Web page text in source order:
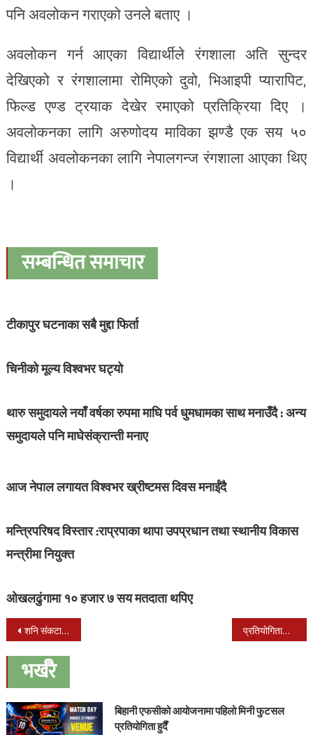
पनि अवलोकन गराएको उनले बताए ।
अवलोकन गर्न आएका विद्यार्थीले रंगशाला अति सुन्दर
देखिएको र रंगशालामा रोमिएको दुवो, भिआइपी प्यारापिट,
फिल्ड एण्ड ट्रयाक देखेर रमाएको प्रतिक्रिया दिए ।
अवलोकनका लागि अरुणोदय माविका झण्डै एक सय ५०
विद्यार्थी अवलोकनका लागि नेपालगन्ज रंगशाला आएका थिए
।
सम्बन्धित समाचार
टीकापुर घटनाका सबै मुद्दा फिर्ता
चिनीको मूल्य विश्वभर घट्यो
थारु समुदायले नयाँ वर्षका रुपमा माघि पर्व धुमधामका साथ मनाउँदै : अन्य
समुदायले पनि माघेसंक्रान्ती मनाए
आज नेपाल लगायत विश्वभर ख्रीष्टमस दिवस मनाईंदै
मन्त्रिपरिषद विस्तार :राप्रपाका थापा उपप्रधान तथा स्थानीय विकास
मन्त्रीमा नियुक्त
ओखलढुंगामा १० हजार ७ सय मतदाता थपिए
Post
navigation
शनि संकटा मन्दिर निर्माणका लागि नेपालगन्ज १२ मा उपभोक्ता समिती गठन प्रतियोगितालाई सफल बनाउन माइकिङमा सहयोग गर्छौँ : कवड्डी संघ
भर्खरै
बिहानी एफसीको आयोजनामा पहिलो मिनी फुटसल
प्रतियोगिता हुदैँ